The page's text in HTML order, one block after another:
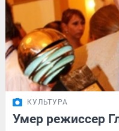
КУЛЬТУРА
Умер режиссер